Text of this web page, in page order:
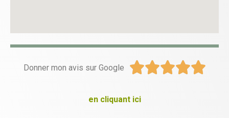
Donner mon avis sur Google 
en cliquant ici